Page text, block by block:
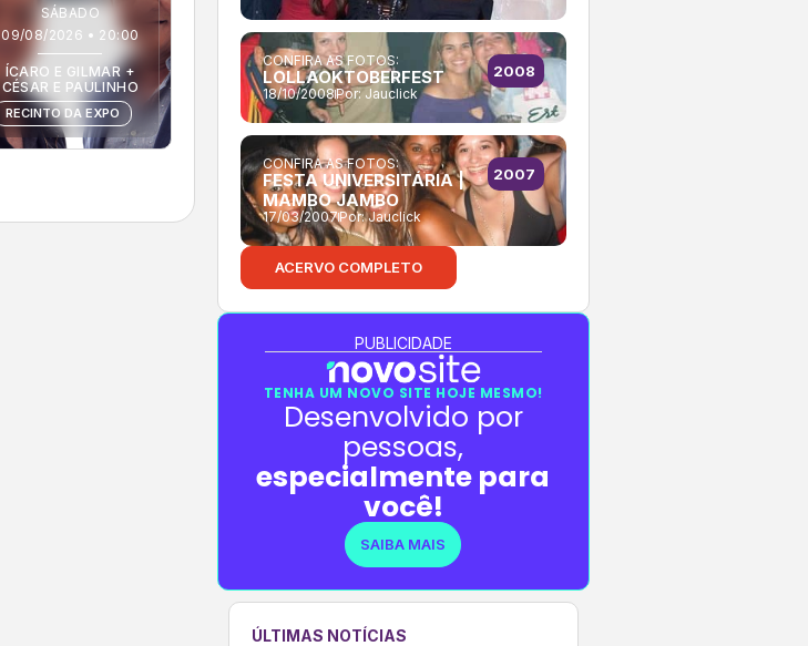
SÁBADO
09/08/2026 • 20:00
ÍCARO E GILMAR +
CÉSAR E PAULINHO
RECINTO DA EXPO
CONFIRA AS FOTOS:
LOLLAOKTOBERFEST
18/10/2008Por: Jauclick
2008
CONFIRA AS FOTOS:
FESTA UNIVERSITÁRIA |
MAMBO JAMBO
17/03/2007Por:Jauclick
2007
ACERVO COMPLETO
PUBLICIDADE
TENHA UM NOVO SITE HOJE MESMO!
Desenvolvido por
pessoas,
especialmente para
você!
SAIBA MAIS
ÚLTIMAS NOTÍCIAS